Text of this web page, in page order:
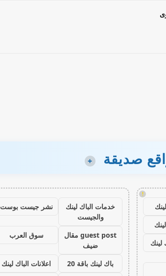
صديقة +
!
لينك
خدمات الباك لينك
والجيست
نشر جيست بوست
guest post مقال
ضيف
سوق العرب
باك لينك باقة 20
اعلانات الباك لينك